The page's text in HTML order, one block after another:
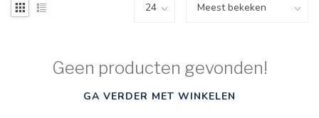
Geen producten gevonden!
GA VERDER MET WINKELEN